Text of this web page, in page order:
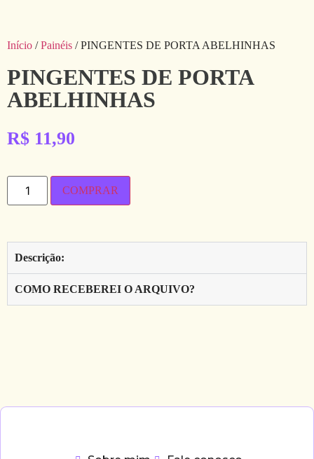
Início /Painéis / PINGENTES DE PORTA ABELHINHAS
PINGENTES DE PORTA
ABELHINHAS
R$ 11,90
COMPRAR
Descrição:
COMO RECEBEREI O ARQUIVO?